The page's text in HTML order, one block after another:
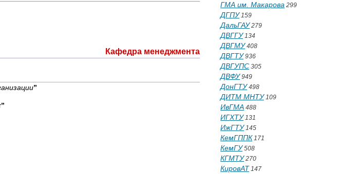
Кафедра менеджмента
”
”
ГМА им. Макарова 299
ДГПУ159
ДальГАУ279
ДВГГУ134
ДВГМУ408
ДВГТУ936
ДВГУПС 305
ДВФУ949
ДонГТУ498
ДИТМ МНТУ109
ИвГМА 488
ИГХТУ131
ИжГТУ145
КемГППК 171
КемГУ508
КГМТУ270
КировАТ 147